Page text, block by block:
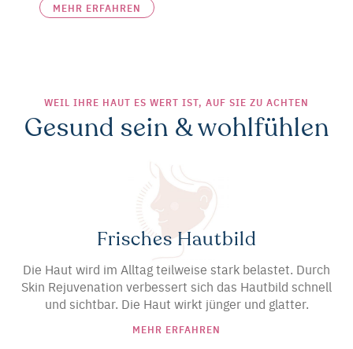
MEHR ERFAHREN
WEIL IHRE HAUT ES WERT IST, AUF SIE ZU ACHTEN
Gesund sein & wohlfühlen
Frisches Hautbild
Die Haut wird im Alltag teilweise stark belastet. Durch
Skin Rejuvenation verbessert sich das Hautbild schnell
und sichtbar. Die Haut wirkt jünger und glatter.
MEHR ERFAHREN